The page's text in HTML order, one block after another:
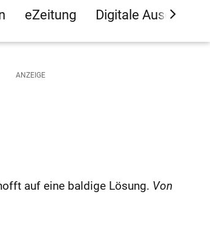
eZeitung Digitale Ausgaben
auf eine baldige Lösung. Von